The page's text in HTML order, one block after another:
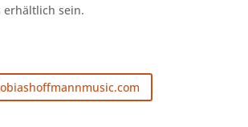
erhältlich sein.